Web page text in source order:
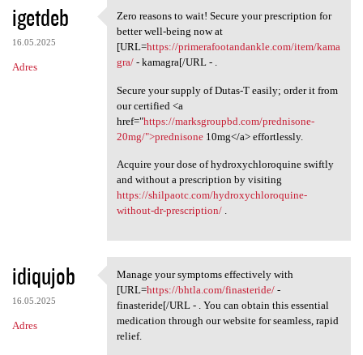
igetdeb
16.05.2025
Adres
Zero reasons to wait! Secure
Zero reasons to wait! Secure your prescription for
better well-being now at
[URL=https://primerafootandankle.com/item/kama
gra/- kamagra[/URL - .
Secure your supply of Dutas-T easily; order it from
our certified <a
href="https://marksgroupbd.com/prednisone-
20mg/">prednisone10mg</a> effortlessly.
Acquire your dose of hydroxychloroquine swiftly
and without a prescription by visiting
https://shilpaotc.com/hydroxychloroquine-
without-dr-prescription/.
idiqujob
16.05.2025
Adres
Manage your symptoms
Manage your symptoms effectively with
[URL=https://bhtla.com/finasteride/-
finasteride[/URL - . You can obtain this essential
medication through our website for seamless, rapid
relief.